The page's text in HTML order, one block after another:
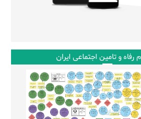
رفاه و تامین اجتماعی ایران